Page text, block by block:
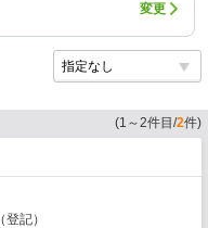
変更
(1 ～2件目/2件)
記）